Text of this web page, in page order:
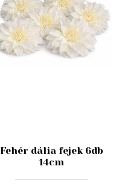
Fehér dália fejek 6db
14cm